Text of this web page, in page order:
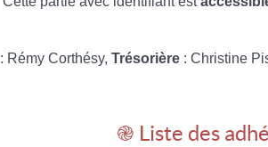
: Rémy Corthésy, Trésorière : Christine
֎ Liste des